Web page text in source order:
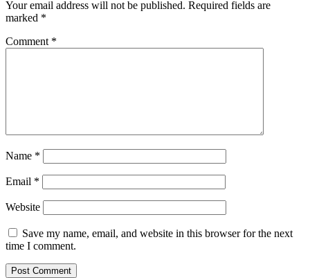
Your email address will not be published. Required fields are
marked *
Comment *
Name *
Email *
Website
Save my name, email, and website in this browser for the next
time I comment.